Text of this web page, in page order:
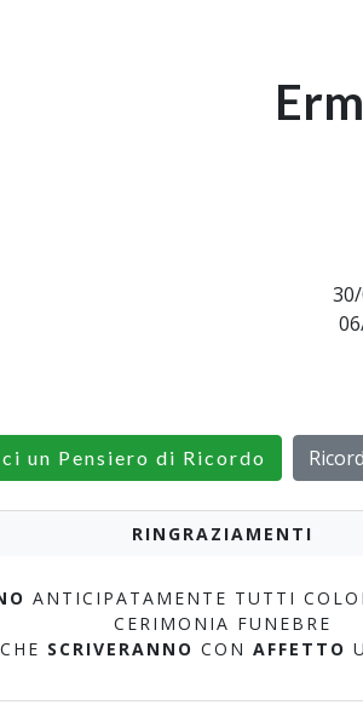
un Pensiero di Ricordo
RINGRAZIAMENTI
ANTICIPATAMENTE TUTTI
CERIMONIA FUNEBRE
SCRIVERANNO CON AFFETTO